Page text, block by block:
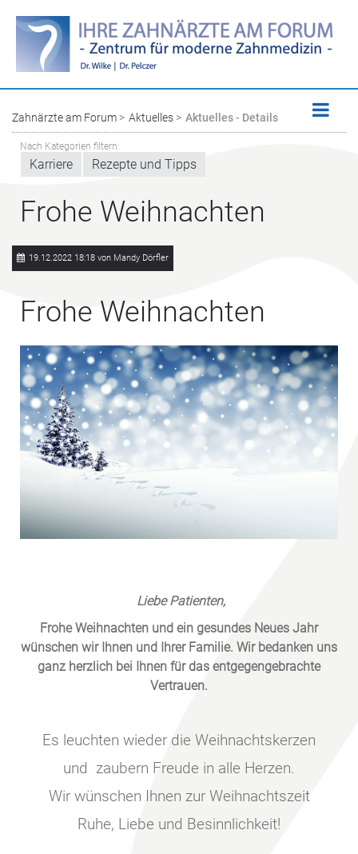
Zahnärzte am Forum Aktuelles Aktuelles - Details
Nach Kategorien filtern:
Karriere Rezepte und Tipps
Frohe Weihnachten
19.12.2022 18:18 von Mandy Dörfler
Frohe Weihnachten
Liebe Patienten,
Frohe Weihnachten und ein gesundes Neues Jahr
wünschen wir Ihnen und Ihrer Familie. Wir bedanken uns
ganz herzlich bei Ihnen für das entgegengebrachte
Vertrauen.
Es leuchten wieder die Weihnachtskerzen
und zaubern Freude in alle Herzen.
Wir wünschen Ihnen zur Weihnachtszeit
Ruhe, Liebe und Besinnlichkeit!